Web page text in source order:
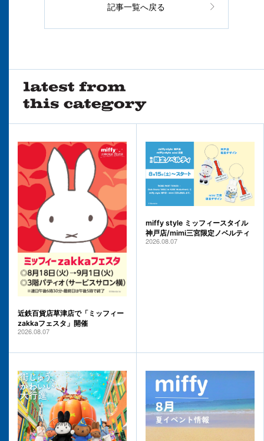
記事一覧へ戻る
近鉄百貨店草津店で「ミッフィー
zakkaフェスタ」開催
2026.08.07
miffy style ミッフィースタイル
神戸店/mimi三宮限定ノベルティ
2026.08.07